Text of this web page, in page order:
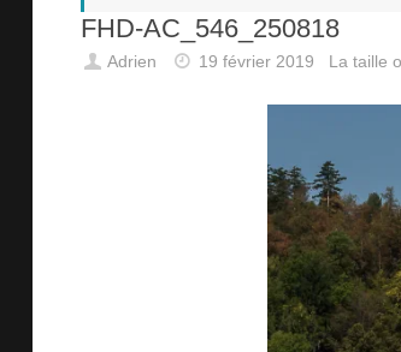
FHD-AC_546_250818
Adrien 19 février 2019 La taille